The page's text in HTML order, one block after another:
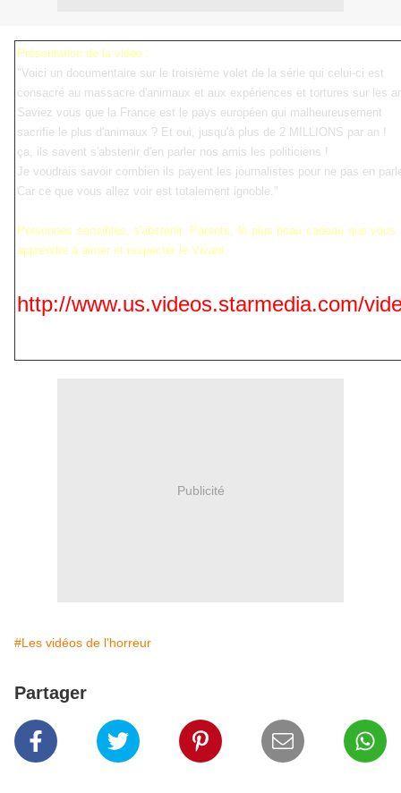
Présentation de la vidéo :
"Voici un documentaire sur le troisième volet de la série qui celui-ci est
consacré au massacre d'animaux et aux expériences et tortures sur les
Saviez vous que la France est le pays européen qui malheureusement
sacrifie le plus d'animaux ? Et oui, jusqu'à plus de 2 MILLIONS par an !
ça, ils savent s'abstenir d'en parler nos amis les politiciens !
Je voudrais savoir combien ils payent les journalistes pour ne pas en
Car ce que vous allez voir est totalement ignoble."
Personnes sensibles, s'abstenir. Parents, le plus beau cadeau que
apprendre à aimer et respecter le Vivant.
http://www.us.videos.starmedia.com/
Publicité
#Les vidéos de l'horreur
Partager